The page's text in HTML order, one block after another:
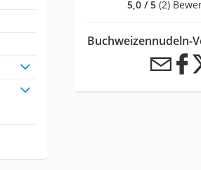
5,0 / 5 (2)
Buchweizennudeln-